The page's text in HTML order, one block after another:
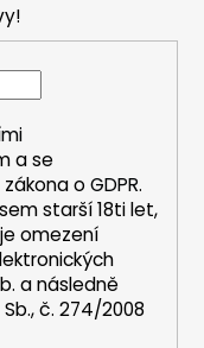
a se
oGDPR.
jsem starší 18ti let,
omezení
a následně
č. 274/2008